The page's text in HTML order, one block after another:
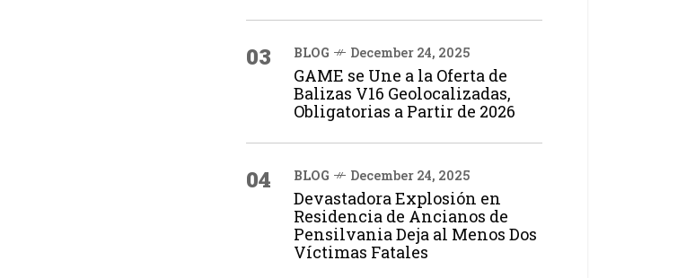
03 BLOG December 24, 2025
GAME se Une a la Oferta de
Balizas V16 Geolocalizadas,
Obligatorias a Partir de 2026
04 BLOG December 24, 2025
Devastadora Explosión en
Residencia de Ancianos de
Pensilvania Deja al Menos Dos
Víctimas Fatales